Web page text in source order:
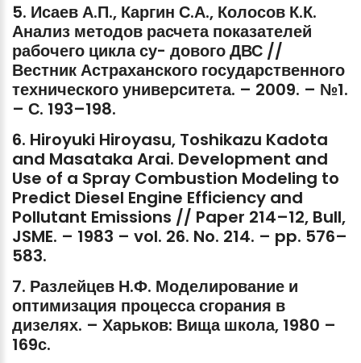
5. ИсаевА.П., Каргин С.А., Колосов К.К.
Анализ методов расчета показателей
рабочего цикласу- довогоДВС //
ВестникАстраханского государственного
техническогоуниверситета. – 2009. – №1.
– С. 193–198.
6. Hiroyuki Hiroyasu, Toshikazu Kadota
and Masataka Arai. Development and
Use of a Spray Combustion Modeling to
Predict Diesel Engine Efficiency and
Pollutant Emissions // Paper 214–12, Bull,
JSME. – 1983 – vol. 26. No. 214. – pp. 576–
583.
7. Разлейцев Н.Ф. Моделирование и
оптимизация процессасгорания в
дизелях. – Харьков: Вища школа, 1980 –
169с.